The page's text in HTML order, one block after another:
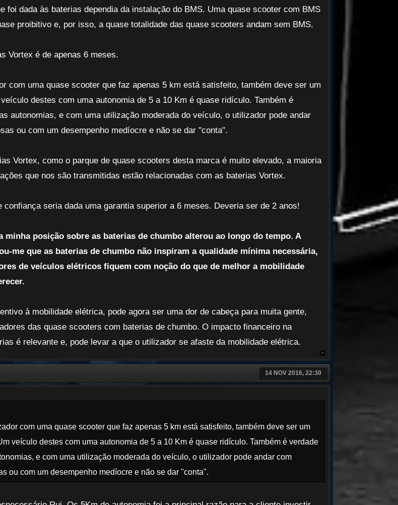
foi dada às baterias dependia da instalação do BMS. Uma quase scooter com BMS
proibitivo e, por isso, a quase totalidade das quase scooters andam sem BMS.
Vortex é de apenas 6 meses.
com uma quase scooter que faz apenas 5 km está satisfeito, também deve ser um
destes com uma autonomia de 5 a 10 Km é quase ridículo. Também é
autonomias, e com uma utilização moderada do veículo, o utilizador pode andar
ou com um desempenho medíocre e não se dar "conta".
Vortex, como o parque de quase scooters desta marca é muito elevado, a maioria
que nos são transmitidas estão relacionadas com as baterias Vortex.
confiança seria dada uma garantia superior a 6 meses. Deveria ser de 2 anos!
minha posição sobre as baterias de chumbo alterou ao longo do tempo. A
me que as baterias de chumbo não inspiram a qualidade mínima necessária,
de veículos elétricos fiquem com noção do que de melhor a mobilidade
à mobilidade elétrica, pode agora ser uma dor de cabeça para muita gente,
das quase scooters com baterias de chumbo. O impacto financeiro na
é relevante e, pode levar a que o utilizador se afaste da mobilidade elétrica.
14 NOV 2016, 22:30
com uma quase scooter que faz apenas 5 km está satisfeito, também deve ser um
veículo destes com uma autonomia de 5 a 10 Km é quase ridículo. Também é verdade
e com uma utilização moderada do veículo, o utilizador pode andar com
ou com um desempenho medíocre e não se dar "conta".